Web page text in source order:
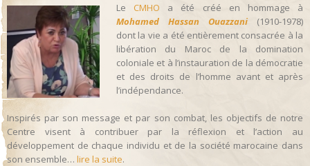
Le CMHO a été créé en hommage à
Mohamed Hassan Ouazzani (1910-1978)
dont la vie a été entièrement consacrée à la
libération du Maroc de la domination
coloniale et à l’instauration de la démocratie
et des droits de l’homme avant et après
l’indépendance.
Inspirés par son message et par son combat, les objectifs de notre
Centre visent à contribuer par la réflexion et l’action au
développement de chaque individu et de la société marocaine dans
son ensemble… lire la suite.